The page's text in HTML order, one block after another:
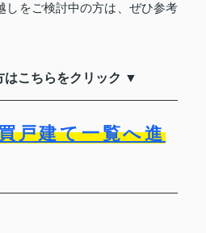
しをご検討中の方は、ぜひ参考
こちらをクリック ▼
戸建て一覧へ進